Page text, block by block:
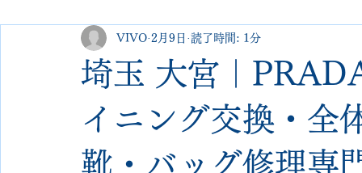
george cleverley Christian louboutin
jimmy choo クリーニング•撥水コーテ
edward green george cox hermes
埼玉 大宮｜
イニング交換・全
靴・バッグ修理専
VIVO 2月9日 読了時間: 1分